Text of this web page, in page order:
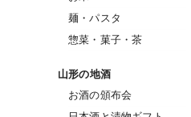
麺・パスタ
惣菜・菓子・茶
山形の地酒
お酒の頒布会